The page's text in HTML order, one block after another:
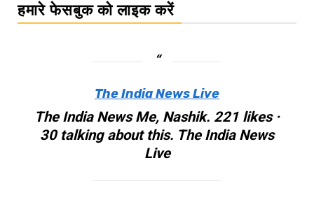
हमारे फेसबुक को लाइक करें
The India News Live
The India News Me, Nashik. 221 likes ·
30 talking about this. The India News
Live